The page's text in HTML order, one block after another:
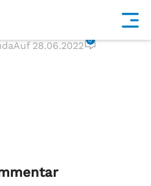
Auf 28.06.2022 0